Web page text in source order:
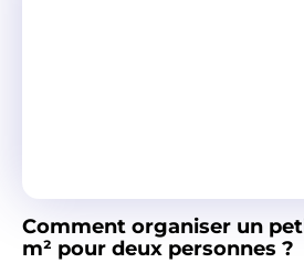
Comment organiser un
m² pour deux personnes ?